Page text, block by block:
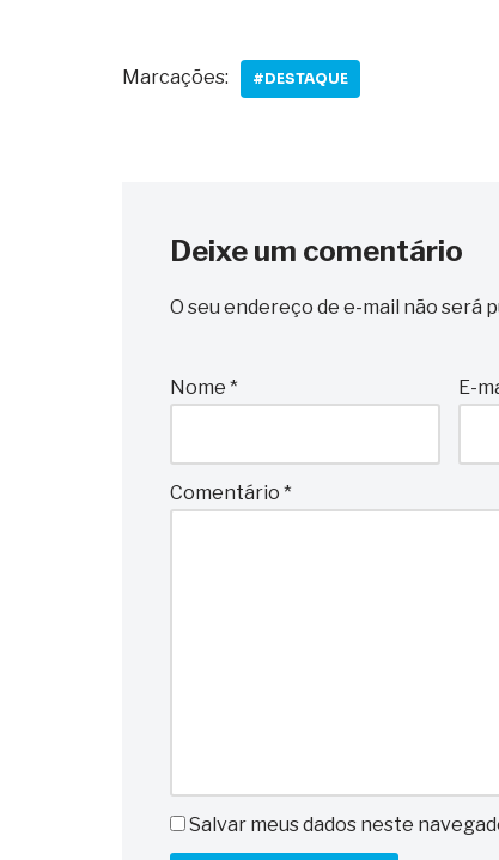
Marcações: #DESTAQUE
Deixe um comentário
O seu endereço de e-mail não será
Nome * E-
Comentário *
Salvar meus dados neste